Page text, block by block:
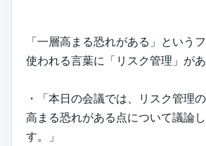
「一層高まる恐れがある」という
使われる言葉に「リスク管理」があ
・「本日の会議では、リスク管理
高まる恐れがある点について議論
す。」